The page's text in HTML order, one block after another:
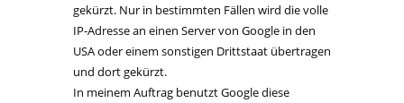
gekürzt. Nur in bestimmten Fällen wird die volle
IP-Adresse an einen Server von Google in den
USA oder einem sonstigen Drittstaat übertragen
und dort gekürzt.
In meinem Auftrag benutzt Google diese